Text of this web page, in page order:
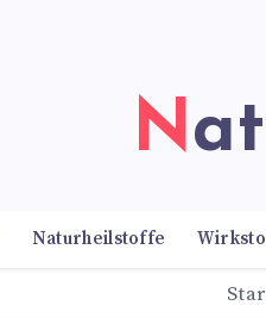
Naturheilstoffe